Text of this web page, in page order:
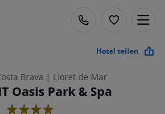
Hotel teilen
Brava | Lloret de Mar
Oasis Park & Spa